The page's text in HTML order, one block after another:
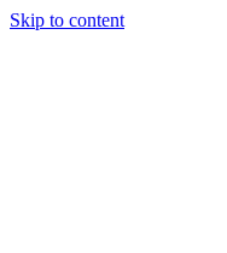
Skip to content